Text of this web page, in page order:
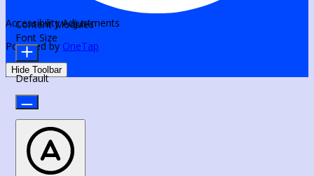
Accessibility Adjustments
Powered by OneTap
Hide Toolbar
Content Modules
Font Size
Default